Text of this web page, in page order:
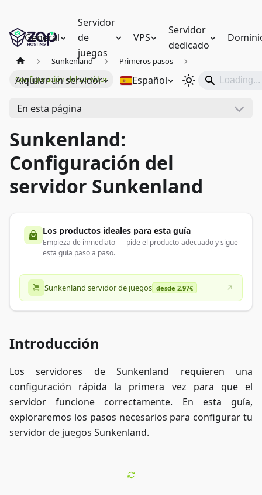
General
Servidor
de
juegos
VPS
Servidor
dedicado
Alquilar un servidor Español
Sunkenland
Primeros pasos
Configuración del servidor
En esta página
Sunkenland:
Configuración del
servidor Sunkenland
Los productos ideales para esta guía
Empieza de inmediato — pide el producto adecuado y sigue
esta guía paso a paso.
Sunkenland servidor de juegos desde 2.97€
Introducción
Los servidores de Sunkenland requieren una
configuración rápida la primera vez para que el
servidor funcione correctamente. En esta guía,
exploraremos los pasos necesarios para configurar tu
servidor de juegos Sunkenland.